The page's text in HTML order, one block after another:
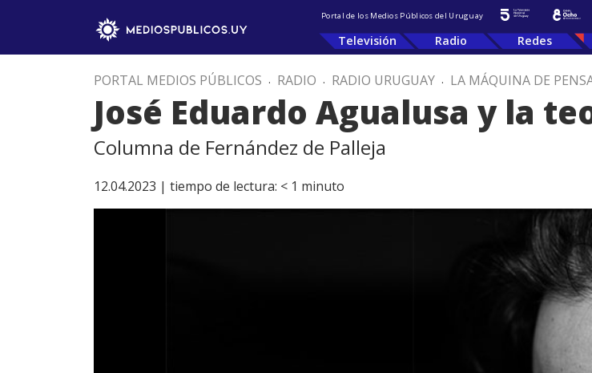
Portal de los Medios Públicos del Uruguay
Televisión Radio Redes
PORTAL MEDIOS PÚBLICOS . RADIO . RADIO URUGUAY . LA MÁQUINA DE
José Eduardo Agualusa y la
Columna de Fernández de Palleja
12.04.2023 | tiempo de lectura: < 1 minuto